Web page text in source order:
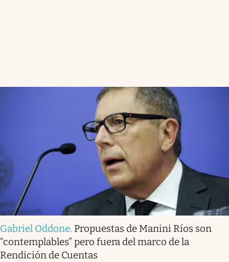
Gabriel Oddone. Propuestas de Manini Ríos son
“contemplables” pero fuera del marco de la
Rendición de Cuentas